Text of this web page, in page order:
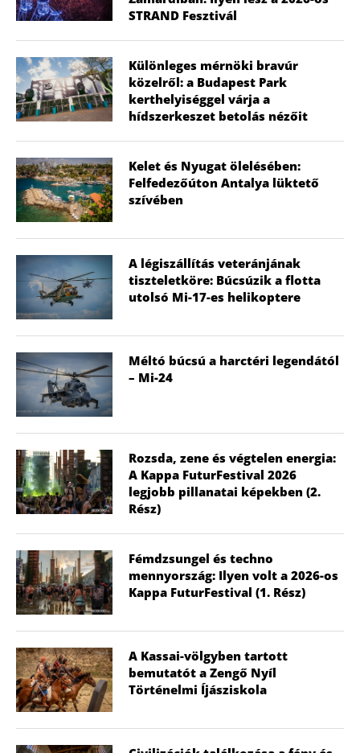
STRAND Fesztivál
Különleges mérnöki bravúr
közelről: a Budapest Park
kerthelyiséggel várja a
hídszerkeszet betolás nézőit
Kelet és Nyugat ölelésében:
Felfedezőúton Antalya lüktető
szívében
A légiszállítás veteránjának
tiszteletköre: Búcsúzik a flotta
utolsó Mi-17-es helikoptere
Méltó búcsú a harctéri legendától
– Mi-24
Rozsda, zene és végtelen energia:
A Kappa FuturFestival 2026
legjobb pillanatai képekben (2.
Rész)
Fémdzsungel és techno
mennyország: Ilyen volt a 2026-os
Kappa FuturFestival (1. Rész)
A Kassai-völgyben tartott
bemutatót a Zengő Nyíl
Történelmi Íjásziskola